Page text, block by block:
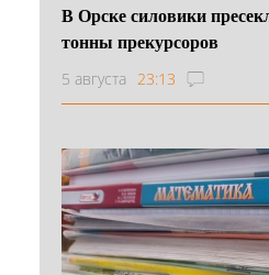
В Орске силовики
тонны прекурсоров
5 августа 23:13